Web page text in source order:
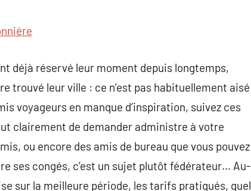
déjà réservé leur moment depuis longtemps,
trouvé leur ville : ce n’est pas habituellement aisé
voyageurs en manque d’inspiration, suivez ces
clairement de demander administre à votre
ou encore des amis de bureau que vous pouvez
ses congés, c’est un sujet plutôt fédérateur… Au-
sur la meilleure période, les tarifs pratiqués, quel